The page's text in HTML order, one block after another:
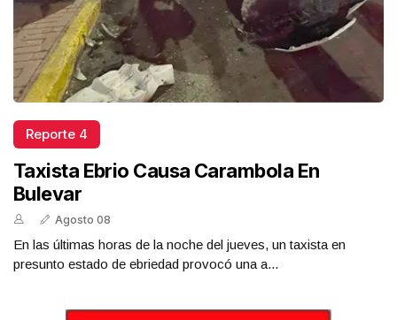
Reporte 4
Taxista Ebrio Causa Carambola En
Bulevar
Agosto 08
En las últimas horas de la noche del jueves, un taxista en
presunto estado de ebriedad provocó una a...